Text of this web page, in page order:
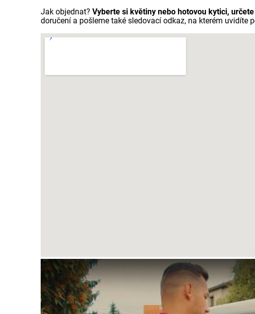
Jak objednat? Vyberte si květiny nebo hotovou kytici,
doručení a pošleme také sledovací odkaz, na kterém uvidíte